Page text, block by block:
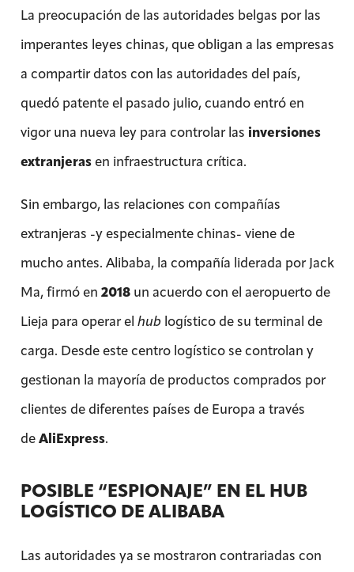
La preocupación de las autoridades belgas por las
imperantes leyes chinas, que obligan a las empresas
a compartir datos con las autoridades del país,
quedó patente el pasado julio, cuando entró en
vigor una nueva ley para controlar las inversiones
extranjerasen infraestructura crítica.
Sin embargo, las relaciones con compañías
extranjeras -y especialmente chinas- viene de
mucho antes. Alibaba, la compañía liderada por Jack
Ma, firmó en 2018un acuerdo con el aeropuerto de
Lieja para operar el hublogístico de su terminal de
carga. Desde este centro logístico se controlan y
gestionan la mayoría de productos comprados por
clientes de diferentes países de Europa a través
de AliExpress.
POSIBLE “ESPIONAJE” EN EL HUB
LOGÍSTICO DE ALIBABA
Las autoridades ya se mostraron contrariadas con